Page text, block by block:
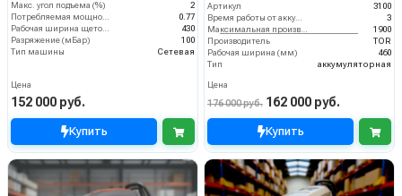
Макс. угол подъема (%)
2
Потребляемая мощность (кВт)
0.77
Рабочая ширина щеток (мм)
430
Разряжение (мБар)
100
Тип машины
Сетевая
Цена
152 000 руб.
Купить
Артикул
3100
Время работы от аккумуляторов (ч)
3
Максимальная производительность (кв.м/час)
1900
Производитель
TOR
Рабочая ширина (мм)
460
Тип
аккумуляторная
Цена
176 000 руб. 162 000 руб.
Купить